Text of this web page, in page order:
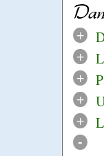
+
+
+
+
+
-